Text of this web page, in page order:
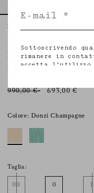
Home
Berber Long Dress
DONZI CHAMPAGNE
Abito chemisier lungo in
990,00 € 693,00 €
Colore: Donzi Champagne
Taglia:
00 0 I
Sottoscrivendo
rimanere in
accetta l’utilizzo
con noi) per
servizi. per
suoi diritti
il consenso), la